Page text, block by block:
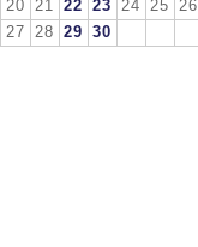
20
21 22 23 24 25
26
27
28 29 30